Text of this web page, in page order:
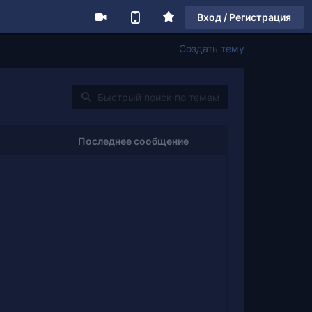
Вход / Регистрация
Создать тему
Последнее сообщение